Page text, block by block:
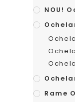
NOU!
Rame